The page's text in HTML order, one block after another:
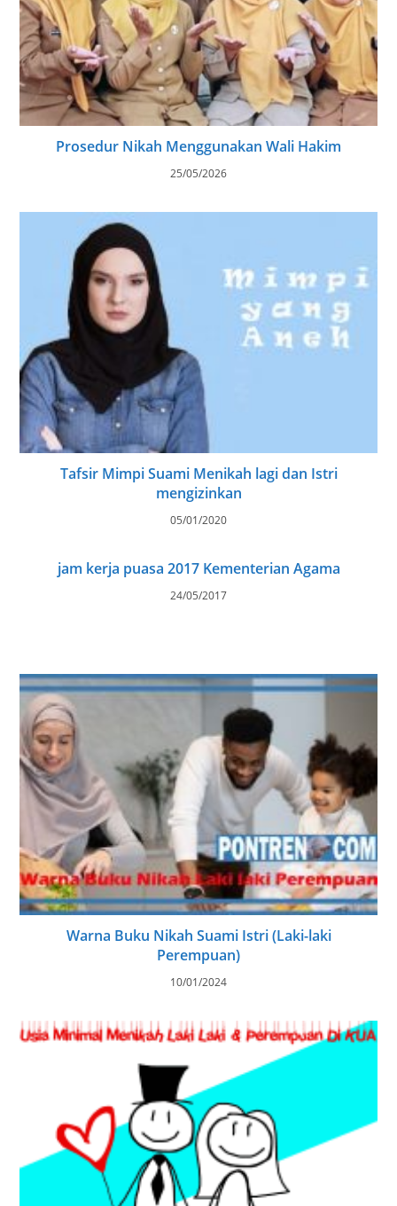
Prosedur Nikah Menggunakan Wali Hakim
25/05/2026
Tafsir Mimpi Suami Menikah lagi dan Istri
mengizinkan
05/01/2020
jam kerja puasa 2017 Kementerian Agama
24/05/2017
Warna Buku Nikah Suami Istri (Laki-laki
Perempuan)
10/01/2024